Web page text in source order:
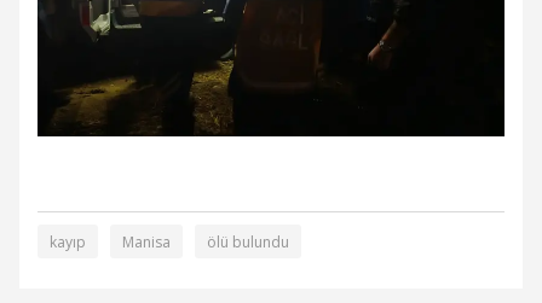
kayıp Manisa ölü bulundu